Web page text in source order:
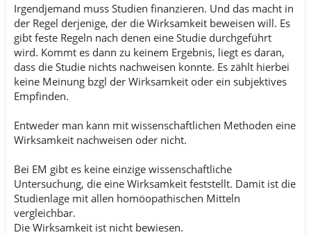
Irgendjemand muss Studien finanzieren. Und das macht in
der Regel derjenige, der die Wirksamkeit beweisen will. Es
gibt feste Regeln nach denen eine Studie durchgeführt
wird. Kommt es dann zu keinem Ergebnis, liegt es daran,
dass die Studie nichts nachweisen konnte. Es zählt hierbei
keine Meinung bzgl der Wirksamkeit oder ein subjektives
Empfinden.
Entweder man kann mit wissenschaftlichen Methoden eine
Wirksamkeit nachweisen oder nicht.
Bei EM gibt es keine einzige wissenschaftliche
Untersuchung, die eine Wirksamkeit feststellt. Damit ist die
Studienlage mit allen homöopathischen Mitteln
vergleichbar.
Die Wirksamkeit ist nicht bewiesen.